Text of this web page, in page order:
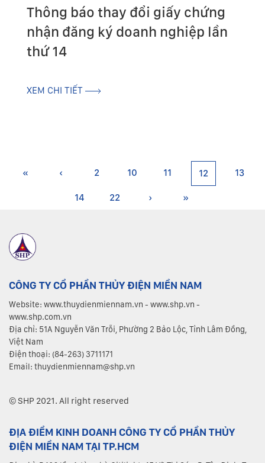
Thông báo thay đổi giấy chứng
nhận đăng ký doanh nghiệp lần
thứ 14
XEM CHI TIẾT
« ‹ 2 10 11 12 13
14 22 › »
CÔNG TY CỔ PHẦN THỦY ĐIỆN MIỀN NAM
Website: www.thuydienmiennam.vn - www.shp.vn -
www.shp.com.vn
Địa chỉ: 51A Nguyễn Văn Trỗi, Phường 2 Bảo Lộc, Tỉnh Lâm Đồng,
Việt Nam
Điện thoại: (84-263) 3711171
Email: thuydienmiennam@shp.vn
© SHP 2021. All right reserved
ĐỊA ĐIỂM KINH DOANH CÔNG TY CỔ PHẦN THỦY
ĐIỆN MIỀN NAM TẠI TP.HCM